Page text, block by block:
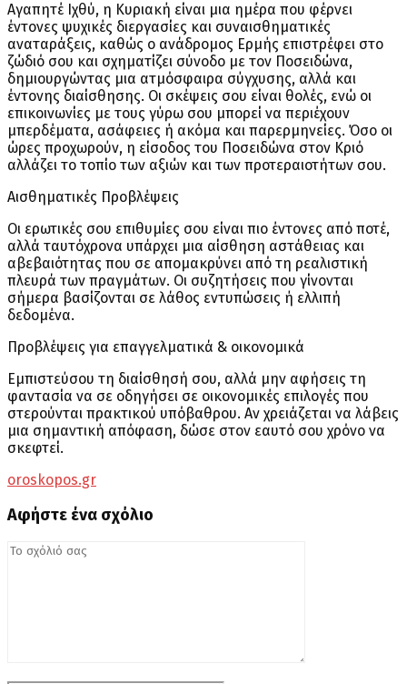
Αγαπητέ Ιχθύ, η Κυριακή είναι μια ημέρα που φέρνει
έντονες ψυχικές διεργασίες και συναισθηματικές
αναταράξεις, καθώς ο ανάδρομος Ερμής επιστρέφει στο
ζώδιό σου και σχηματίζει σύνοδο με τον Ποσειδώνα,
δημιουργώντας μια ατμόσφαιρα σύγχυσης, αλλά και
έντονης διαίσθησης. Οι σκέψεις σου είναι θολές, ενώ οι
επικοινωνίες με τους γύρω σου μπορεί να περιέχουν
μπερδέματα, ασάφειες ή ακόμα και παρερμηνείες. Όσο οι
ώρες προχωρούν, η είσοδος του Ποσειδώνα στον Κριό
αλλάζει το τοπίο των αξιών και των προτεραιοτήτων σου.
Αισθηματικές Προβλέψεις
Οι ερωτικές σου επιθυμίες σου είναι πιο έντονες από ποτέ,
αλλά ταυτόχρονα υπάρχει μια αίσθηση αστάθειας και
αβεβαιότητας που σε απομακρύνει από τη ρεαλιστική
πλευρά των πραγμάτων. Οι συζητήσεις που γίνονται
σήμερα βασίζονται σε λάθος εντυπώσεις ή ελλιπή
δεδομένα.
Προβλέψεις για επαγγελματικά & οικονομικά
Εμπιστεύσου τη διαίσθησή σου, αλλά μην αφήσεις τη
φαντασία να σε οδηγήσει σε οικονομικές επιλογές που
στερούνται πρακτικού υπόβαθρου. Αν χρειάζεται να λάβεις
μια σημαντική απόφαση, δώσε στον εαυτό σου χρόνο να
σκεφτεί.
oroskopos.gr
Αφήστε ένα σχόλιο